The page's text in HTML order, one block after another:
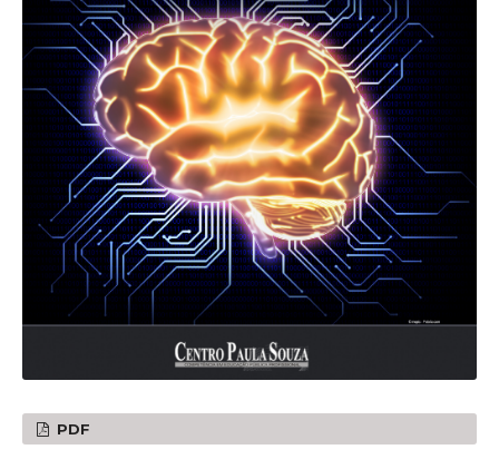
PDF